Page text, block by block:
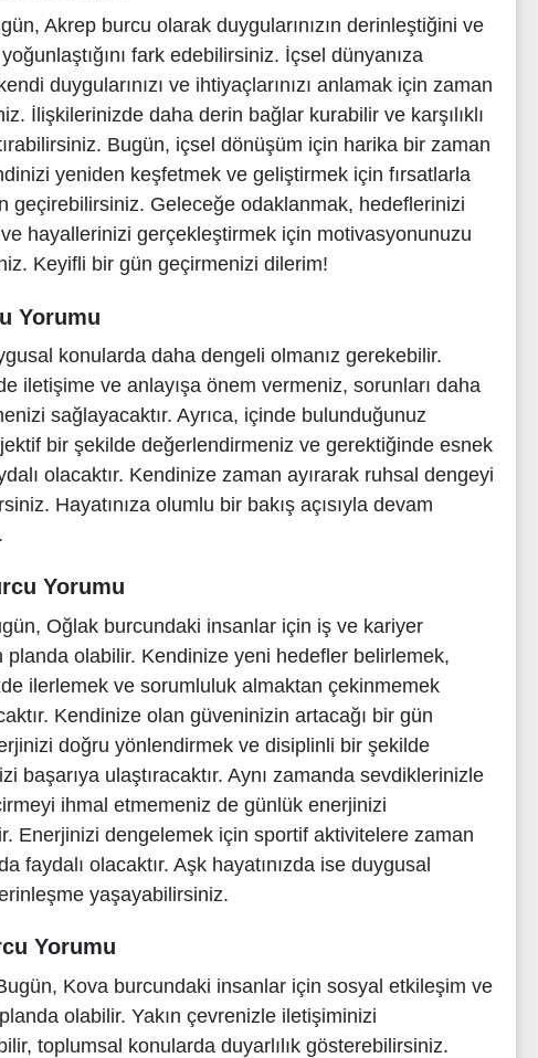
Akrep burcu olarak duygularınızın derinleştiğini ve
fark edebilirsiniz. İçsel dünyanıza
duygularınızı ve ihtiyaçlarınızı anlamak için zaman
İlişkilerinizde daha derin bağlar kurabilir ve karşılıklı
Bugün, içsel dönüşüm için harika bir zaman
yeniden keşfetmek ve geliştirmek için fırsatlarla
geçirebilirsiniz. Geleceğe odaklanmak, hedeflerinizi
hayallerinizi gerçekleştirmek için motivasyonunuzu
Keyifli bir gün geçirmenizi dilerim!
Yorumu
konularda daha dengeli olmanız gerekebilir.
iletişime ve anlayışa önem vermeniz, sorunları daha
sağlayacaktır. Ayrıca, içinde bulunduğunuz
bir şekilde değerlendirmeniz ve gerektiğinde esnek
olacaktır. Kendinize zaman ayırarak ruhsal dengeyi
Hayatınıza olumlu bir bakış açısıyla devam
Yorumu
Oğlak burcundaki insanlar için iş ve kariyer
planda olabilir. Kendinize yeni hedefler belirlemek,
ilerlemek ve sorumluluk almaktan çekinmemek
Kendinize olan güveninizin artacağı bir gün
doğru yönlendirmek ve disiplinli bir şekilde
başarıya ulaştıracaktır. Aynı zamanda sevdiklerinizle
ihmal etmemeniz de günlük enerjinizi
Enerjinizi dengelemek için sportif aktivitelere zaman
faydalı olacaktır. Aşk hayatınızda ise duygusal
yaşayabilirsiniz.
Yorumu
Kova burcundaki insanlar için sosyal etkileşim ve
olabilir. Yakın çevrenizle iletişiminizi
toplumsal konularda duyarlılık gösterebilirsiniz.